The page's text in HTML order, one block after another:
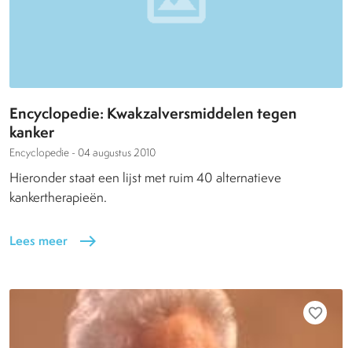
Encyclopedie: Kwakzalversmiddelen tegen
kanker
Encyclopedie - 04 augustus 2010
Hieronder staat een lijst met ruim 40 alternatieve
kankertherapieën.
Lees meer east
favorite_border